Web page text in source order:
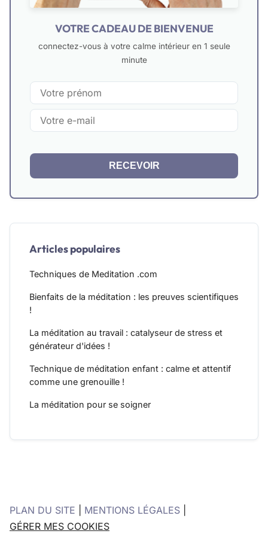
VOTRE CADEAU DE BIENVENUE
connectez-vous à votre calme intérieur en 1 seule
minute
RECEVOIR
Articles populaires
Techniques de Meditation .com
Bienfaits de la méditation : les preuves scientifiques
!
La méditation au travail : catalyseur de stress et
générateur d'idées !
Technique de méditation enfant : calme et attentif
comme une grenouille !
La méditation pour se soigner
PLAN DU SITE MENTIONS LÉGALES
GÉRER MES COOKIES